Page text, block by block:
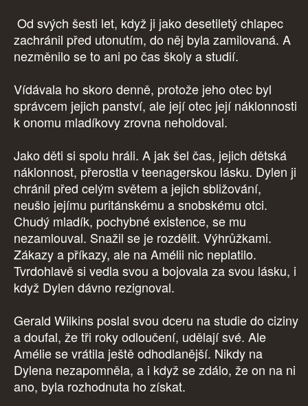
Od svých šesti let, když ji jako desetiletý chlapec
zachránil před utonutím, do něj byla zamilovaná. A
nezměnilo se to ani po čas školy a studií.
Vídávala ho skoro denně, protože jeho otec byl
správcem jejich panství, ale její otec její náklonnosti
k onomu mladíkovy zrovna neholdoval.
Jako děti si spolu hráli. A jak šel čas, jejich dětská
náklonnost, přerostla v teenagerskou lásku. Dylen ji
chránil před celým světem a jejich sbližování,
neušlo jejímu puritánskému a snobskému otci.
Chudý mladík, pochybné existence, se mu
nezamlouval. Snažil se je rozdělit. Výhrůžkami.
Zákazy a příkazy, ale na Amélii nic neplatilo.
Tvrdohlavě si vedla svou a bojovala za svou lásku, i
když Dylen dávno rezignoval.
Gerald Wilkins poslal svou dceru na studie do ciziny
a doufal, že tři roky odloučení, udělají své. Ale
Amélie se vrátila ještě odhodlanější. Nikdy na
Dylena nezapomněla, a i když se zdálo, že on na ni
ano, byla rozhodnuta ho získat.